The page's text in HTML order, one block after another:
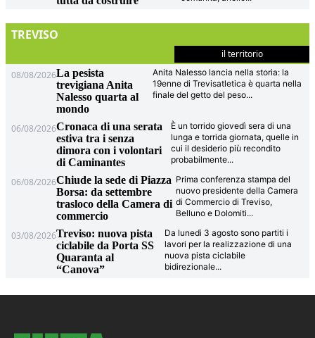
TREVISO
il territorio
08/08/2026La pesista
trevigiana Anita
Nalesso quarta al
mondo
Anita Nalesso lancia nella storia: la
19enne di Trevisatletica è quarta nella
finale del getto del peso...
06/08/2026Cronaca di una serata
estiva tra i senza
dimora con i volontari
di Caminantes
È un torrido giovedì sera di una
lunga e torrida giornata, quelle in
cui il desiderio più recondito
probabilmente...
06/08/2026Chiude la sede di Piazza
Borsa: da settembre
trasloco della Camera di
commercio
Prima conferenza stampa del
nuovo presidente della Camera
di Commercio di Treviso,
Belluno e Dolomiti...
03/08/2026Treviso: nuova pista
ciclabile da Porta SS
Quaranta al
“Canova”
Da lunedì 3 agosto sono partiti i
lavori per la realizzazione di una
nuova pista ciclabile
bidirezionale...